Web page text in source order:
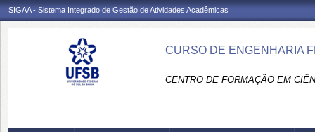
SIGAA - Sistema Integrado de Gestão de Atividades Acadêmicas
CURSO DE ENGENHARIA
CENTRO DE FORMAÇÃO EM